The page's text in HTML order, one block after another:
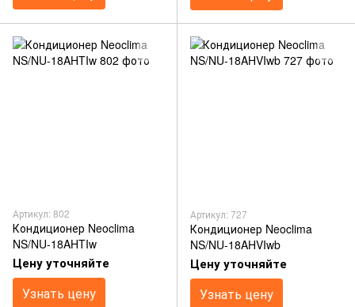
Артикул: 802
Кондиционер Neoclima
NS/NU-18AHTIw
Цену уточняйте
Узнать цену
Артикул: 727
Кондиционер Neoclima
NS/NU-18AHVIwb
Цену уточняйте
Узнать цену